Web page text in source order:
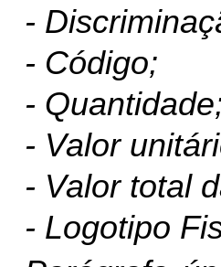
-
- Código;
-
- Valor
- Valor total
- Logotipo